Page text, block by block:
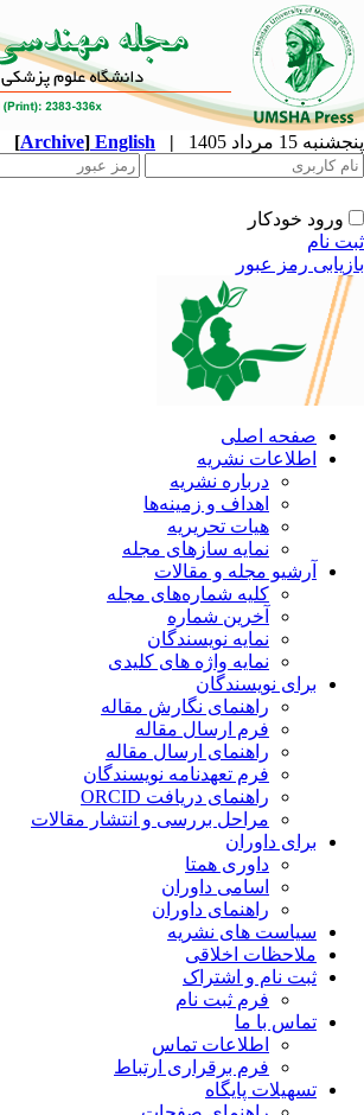
پنجشنبه 15 مرداد 1405 |
English
[Archive]
ورود خودکار
ثبت نام
بازیابی رمز عبور
صفحه اصلی
اطلاعات نشریه
درباره نشریه
اهداف و زمینه‌ها
هیات تحریریه
نمایه سازهای مجله
آرشیو مجله و مقالات
کلیه شماره‌های مجله
آخرین شماره
نمایه نویسندگان
نمایه واژه های کلیدی
برای نویسندگان
راهنمای نگارش مقاله
فرم ارسال مقاله
راهنمای ارسال مقاله
فرم تعهدنامه نویسندگان
راهنمای دریافت ORCID
مراحل بررسی و انتشار مقالات
برای داوران
داوری همتا
اسامی داوران
راهنمای داوران
سیاست های نشریه
ملاحظات اخلاقی
ثبت نام و اشتراک
فرم ثبت نام
تماس با ما
اطلاعات تماس
فرم برقراری ارتباط
تسهیلات پایگاه